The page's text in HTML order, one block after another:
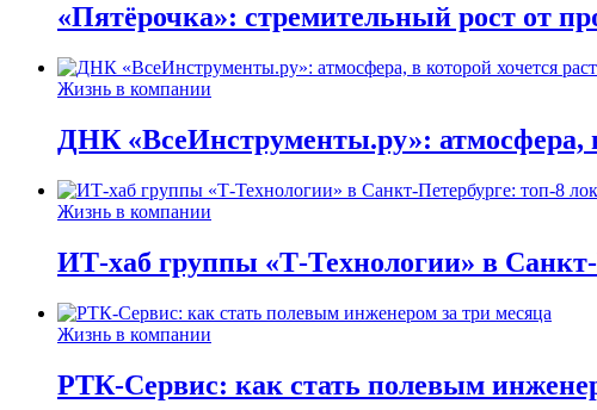
«Пятёрочка»: стремительный рост от
Жизнь в компании
ДНК «ВсеИнструменты.ру»: атмосфера,
Жизнь в компании
ИТ-хаб группы «Т-Технологии» в
Жизнь в компании
РТК-Сервис: как стать полевым